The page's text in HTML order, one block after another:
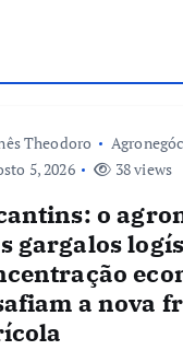
Theodoro
5, 2026
38 views
o
gargalos
a nova